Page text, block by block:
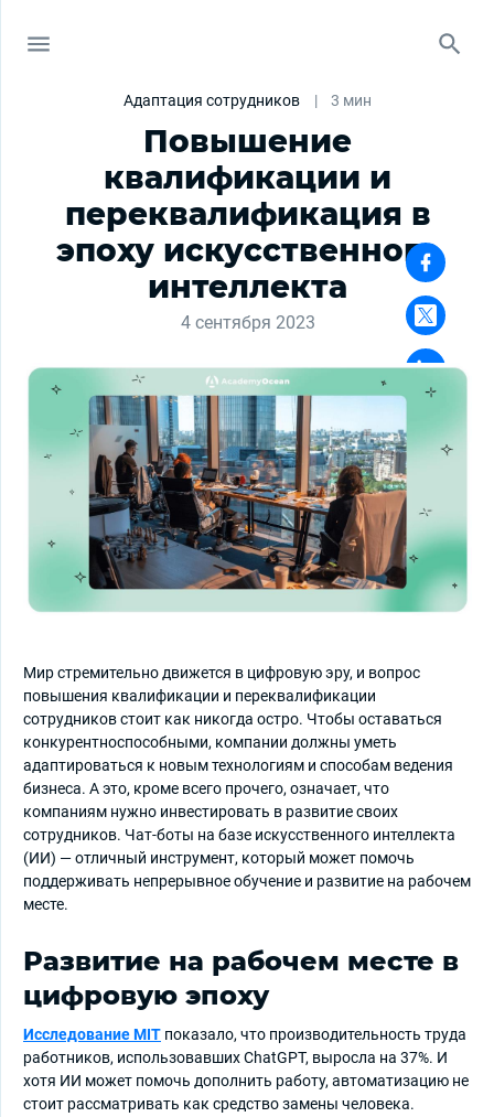
Адаптация сотрудников | 3 мин
Повышение
квалификации и
переквалификация в
эпоху искусственного
интеллекта
4 сентября 2023
Мир стремительно движется в цифровую эру, и вопрос
повышения квалификации и переквалификации
сотрудников стоит как никогда остро. Чтобы оставаться
конкурентноспособными, компании должны уметь
адаптироваться к новым технологиям и способам ведения
бизнеса. А это, кроме всего прочего, означает, что
компаниям нужно инвестировать в развитие своих
сотрудников. Чат-боты на базе искусственного интеллекта
(ИИ) — отличный инструмент, который может помочь
поддерживать непрерывное обучение и развитие на рабочем
месте.
Развитие на рабочем месте в
цифровую эпоху
Исследование MIT показало, что производительность труда
работников, использовавших ChatGPT, выросла на 37%. И
хотя ИИ может помочь дополнить работу, автоматизацию не
стоит рассматривать как средство замены человека.